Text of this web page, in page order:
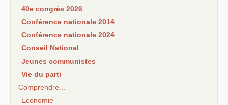
40e congrès 2026
Conférence nationale 2014
Conférence nationale 2024
Conseil National
Jeunes communistes
Vie du parti
Comprendre...
Economie